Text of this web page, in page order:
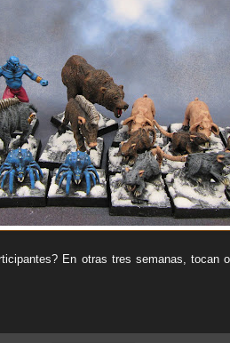
En otras tres semanas, tocan